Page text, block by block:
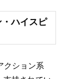
ハイスピ
クション系